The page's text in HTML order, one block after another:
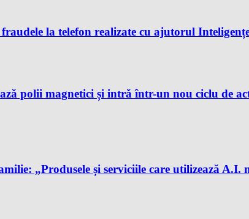
la telefon realizate cu ajutorul
polii magnetici și intră într-un nou ciclu de
„Produsele și serviciile care utilizează A.I.